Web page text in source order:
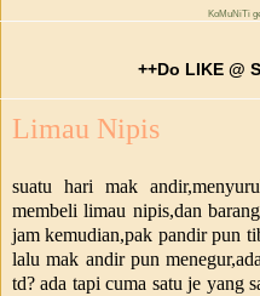
KoMuNiTi
++Do LIKE @
Limau Nipis
suatu hari mak
membeli limau nipis,dan
jam kemudian,pak pandir pun
lalu mak andir pun
td? ada tapi cuma satu je yang